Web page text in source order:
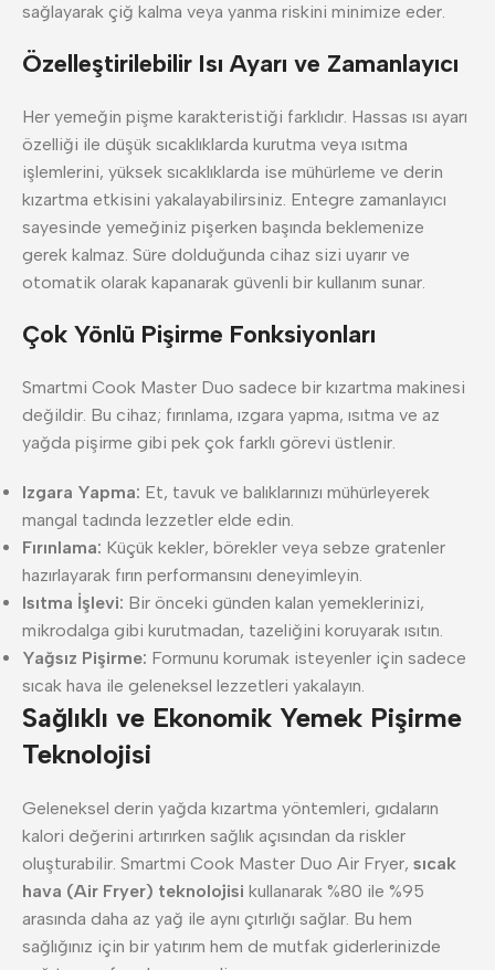
sağlayarak çiğ kalma veya yanma riskini minimize eder.
Özelleştirilebilir Isı Ayarı ve Zamanlayıcı
Her yemeğin pişme karakteristiği farklıdır. Hassas ısı ayarı
özelliği ile düşük sıcaklıklarda kurutma veya ısıtma
işlemlerini, yüksek sıcaklıklarda ise mühürleme ve derin
kızartma etkisini yakalayabilirsiniz. Entegre zamanlayıcı
sayesinde yemeğiniz pişerken başında beklemenize
gerek kalmaz. Süre dolduğunda cihaz sizi uyarır ve
otomatik olarak kapanarak güvenli bir kullanım sunar.
Çok Yönlü Pişirme Fonksiyonları
Smartmi Cook Master Duo sadece bir kızartma makinesi
değildir. Bu cihaz; fırınlama, ızgara yapma, ısıtma ve az
yağda pişirme gibi pek çok farklı görevi üstlenir.
Izgara Yapma: Et, tavuk ve balıklarınızı mühürleyerek
mangal tadında lezzetler elde edin.
Fırınlama: Küçük kekler, börekler veya sebze gratenler
hazırlayarak fırın performansını deneyimleyin.
Isıtma İşlevi: Bir önceki günden kalan yemeklerinizi,
mikrodalga gibi kurutmadan, tazeliğini koruyarak ısıtın.
Yağsız Pişirme: Formunu korumak isteyenler için sadece
sıcak hava ile geleneksel lezzetleri yakalayın.
Sağlıklı ve Ekonomik Yemek Pişirme
Teknolojisi
Geleneksel derin yağda kızartma yöntemleri, gıdaların
kalori değerini artırırken sağlık açısından da riskler
oluşturabilir. Smartmi Cook Master Duo Air Fryer, sıcak
hava (Air Fryer) teknolojisi kullanarak %80 ile %95
arasında daha az yağ ile aynı çıtırlığı sağlar. Bu hem
sağlığınız için bir yatırım hem de mutfak giderlerinizde